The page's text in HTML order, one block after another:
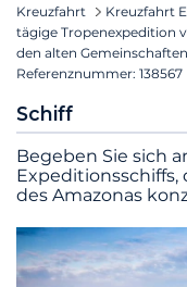
Kreuzfahrt Kreuzfahrt
tägige Tropenexpedition
den alten
Referenznummer: 138567
Schiff
Begeben Sie sich
Expeditionsschiffs,
des Amazonas